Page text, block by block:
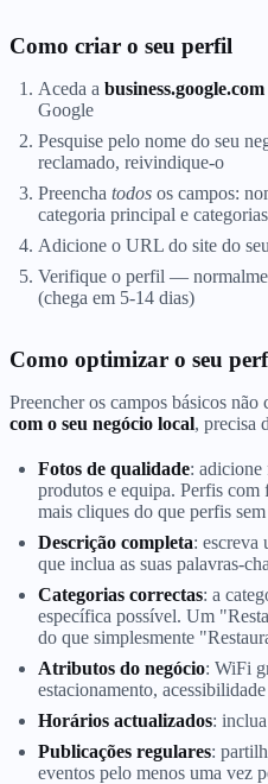
Como criar o seu perfil
Aceda a business.google.com
Google
Pesquise pelo nome do seu
reclamado, reivindique-o
Preencha todos os campos:
categoria principal e
Adicione o URL do site do
Verifique o perfil —
(chega em 5-14 dias)
Como optimizar o seu
Preencher os campos básicos não
com o seu negócio local, precisa
Fotos de qualidade: adicione
produtos e equipa. Perfis
mais cliques do que perfis
Descrição completa: escreva
que inclua as suas palavras-
Categorias correctas: a
específica possível. Um
do que simplesmente
Atributos do negócio: WiFi
estacionamento,
Horários actualizados:
Publicações regulares:
eventos pelo menos uma vez